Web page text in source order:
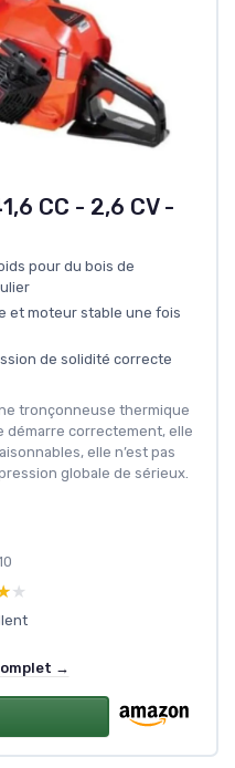
CC - 2,6 CV -
pour du bois de
et moteur stable une fois
de solidité correcte
tronçonneuse thermique
démarre correctement, elle
elle n’est pas
globale de sérieux.
→